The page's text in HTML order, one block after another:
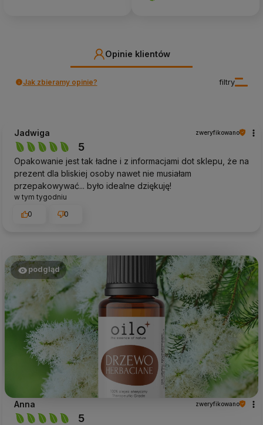
Opinie klientów
filtry
Jak zbieramy opinie?
Jadwiga zweryfikowano
5
Opakowanie jest tak ładne i z informacjami dot sklepu, że na
prezent dla bliskiej osoby nawet nie musiałam
przepakowywać... było idealne dziękuję!
w tym tygodniu
0
0
podgląd
Anna zweryfikowano
5